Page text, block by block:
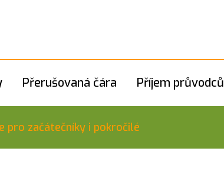
Přerušovaná čára Příjem průvodců
pro začátečníky i pokročilé